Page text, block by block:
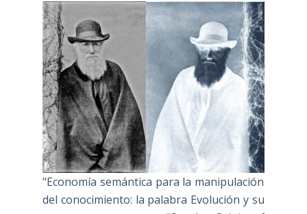
"Economía semántica para la manipulación
del conocimiento: la palabra Evolución y su